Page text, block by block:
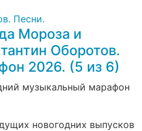
Песни.
Мороза и
Оборотов.
2026. (5 из 6)
музыкальный марафон
новогодних выпусков